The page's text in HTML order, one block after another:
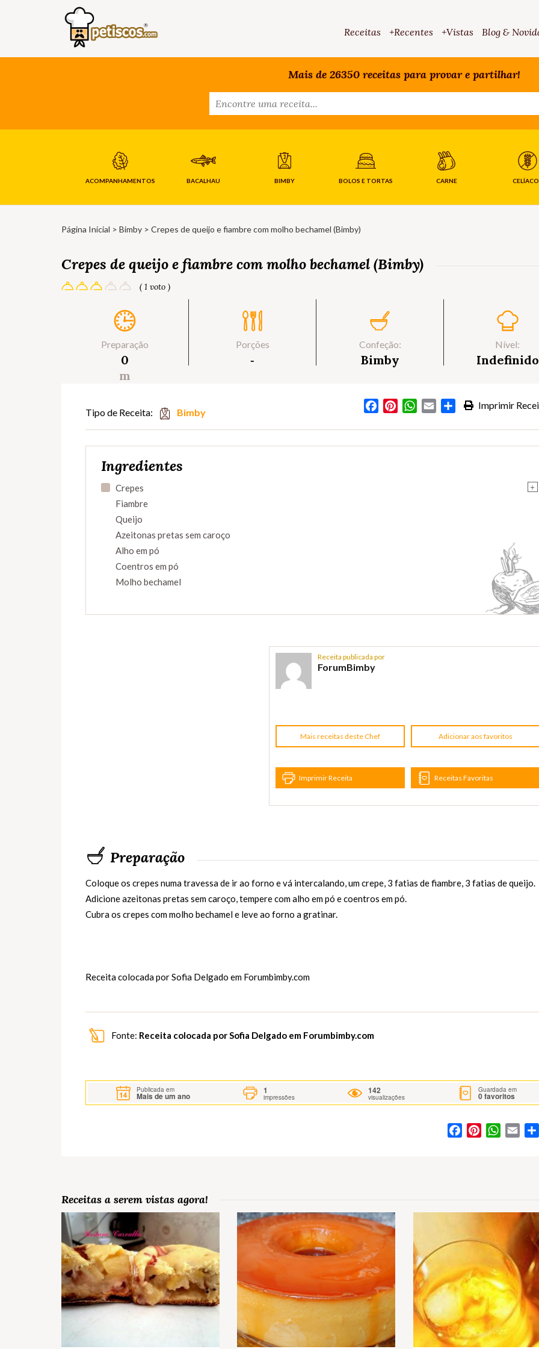
Receitas +Recentes +Vistas Blog &
Mais de 26350 receitas para provar e partilhar!
ACOMPANHAMENTOS BACALHAU BIMBY BOLOS E TORTAS CARNE
Página Inicial > Bimby > Crepes de queijo e fiambre com molho bechamel (Bimby)
Crepes de queijo e fiambre com molho bechamel (Bimby)
( 1 voto )
Preparação
0
m
Porções
‐
Confeção:
Bimby
Nível:
Indefinido
Imprimir
FacebookPinterestWhatsApp
Email Partilhar
Tipo de Receita: Bimby
Ingredientes
+
Crepes
Fiambre
Queijo
Azeitonas pretas sem caroço
Alho em pó
Coentros em pó
Molho bechamel
Receita publicada por
ForumBimby
Mais receitas deste Chef Adicionar aos favoritos
Imprimir Receita Receitas Favoritas
Preparação
Coloque os crepes numa travessa de ir ao forno e vá intercalando, um crepe, 3 fatias de fiambre, 3 fatias de queijo.
Adicione azeitonas pretas sem caroço, tempere com alho em pó e coentros em pó.
Cubra os crepes com molho bechamel e leve ao forno a gratinar.
Receita colocada por Sofia Delgado em Forumbimby.com
Fonte: Receita colocada por Sofia Delgado em Forumbimby.com
Publicada em
Mais de um ano
1
impressões
142
visualizações
Guardada em
0favoritos
FacebookPinterestWhatsApp
Email
Receitas a serem vistas agora!